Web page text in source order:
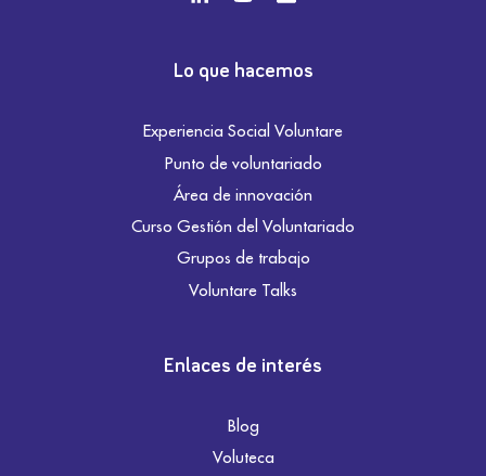
Lo que hacemos
Experiencia Social Voluntare
Punto de voluntariado
Área de innovación
Curso Gestión del Voluntariado
Grupos de trabajo
Voluntare Talks
Enlaces de interés
Blog
Voluteca